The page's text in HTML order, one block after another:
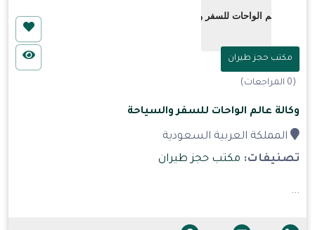
مكتب حجز طيران
(0 المراجعات)
وكالة عالم الواحات للسفر والسياحة
المملكة العربية السعودية
تصنيفات: مكتب حجز طيران
...